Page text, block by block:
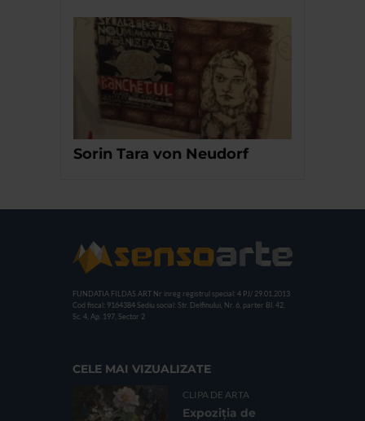
Sorin Tara von Neudorf
FUNDATIA FILDAS ART Nr inreg registrul special: 4 PJ/ 29.01.2013
Cod fiscal: 9164384 Sediu social: Str. Delfinului, Nr. 6, parter Bl. 42,
Sc. 4, Ap. 197, Sector 2
CELE MAI VIZUALIZATE
CLIPA DE ARTA
Expoziția de